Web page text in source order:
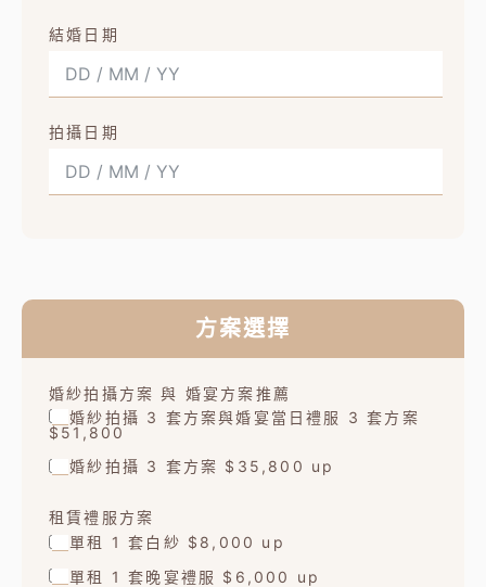
結婚日期
拍攝日期
方案選擇
婚紗拍攝方案 與 婚宴方案推薦
婚紗拍攝 3 套方案與婚宴當日禮服 3 套方案
$51,800
婚紗拍攝 3 套方案 $35,800 up
租賃禮服方案
單租 1 套白紗 $8,000 up
單租 1 套晚宴禮服 $6,000 up